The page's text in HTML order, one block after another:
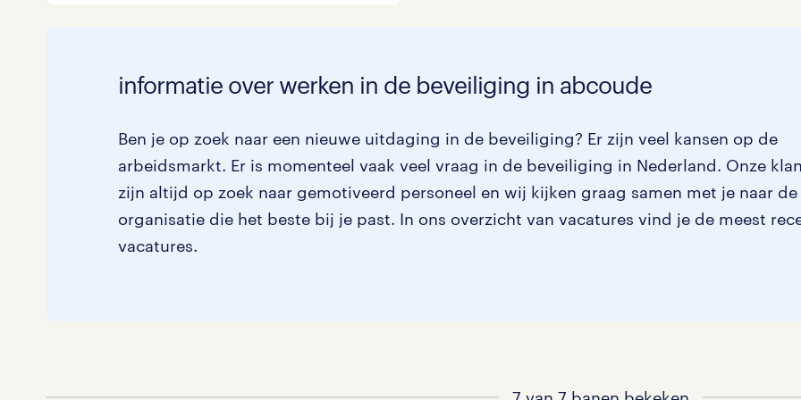
informatie over werken in de beveiliging in abcoude
Ben je op zoek naar een nieuwe uitdaging in de beveiliging? Er zijn veel kansen op de
arbeidsmarkt. Er is momenteel vaak veel vraag in de beveiliging in Nederland. Onze
zijn altijd op zoek naar gemotiveerd personeel en wij kijken graag samen met je naar de
organisatie die het beste bij je past. In ons overzicht van vacatures vind je de meest
vacatures.